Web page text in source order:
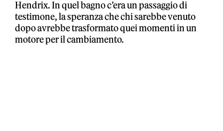
Hendrix. In quel bagno c’era un passaggio di
testimone, la speranza che chi sarebbe venuto
dopo avrebbe trasformato quei momenti in un
motore per il cambiamento.